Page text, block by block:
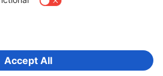
Wybierz kraj